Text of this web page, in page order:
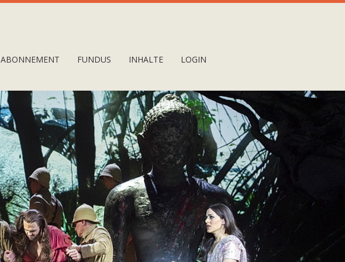
ABONNEMENT FUNDUS INHALTE LOGIN